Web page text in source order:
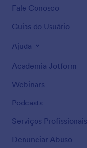
Fale Conosco
Guias do Usuário
Ajuda
Academia Jotform
Webinars
Podcasts
Serviços Profissionais
Denunciar Abuso